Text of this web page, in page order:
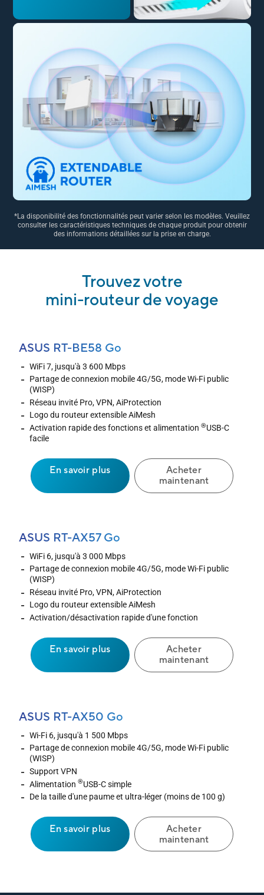
*La disponibilité des fonctionnalités peut varier selon les modèles. Veuillez
consulter les caractéristiques techniques de chaque produit pour obtenir
des informations détaillées sur la prise en charge.
Trouvez votre
mini-routeur de voyage
ASUS RT-BE58 Go
WiFi 7, jusqu'à 3 600 Mbps
Partage de connexion mobile 4G/5G, mode Wi-Fi public
(WISP)
Réseau invité Pro, VPN, AiProtection
Logo du routeur extensible AiMesh
Activation rapide des fonctions et alimentation ®USB-C
facile
En savoir plus
Acheter
maintenant
ASUS RT-AX57 Go
WiFi 6, jusqu'à 3 000 Mbps
Partage de connexion mobile 4G/5G, mode Wi-Fi public
(WISP)
Réseau invité Pro, VPN, AiProtection
Logo du routeur extensible AiMesh
Activation/désactivation rapide d'une fonction
En savoir plus
Acheter
maintenant
ASUS RT-AX50 Go
Wi-Fi 6, jusqu'à 1 500 Mbps
Partage de connexion mobile 4G/5G, mode Wi-Fi public
(WISP)
Support VPN
Alimentation ®USB-C simple
De la taille d'une paume et ultra-léger (moins de 100 g)
En savoir plus
Acheter
maintenant